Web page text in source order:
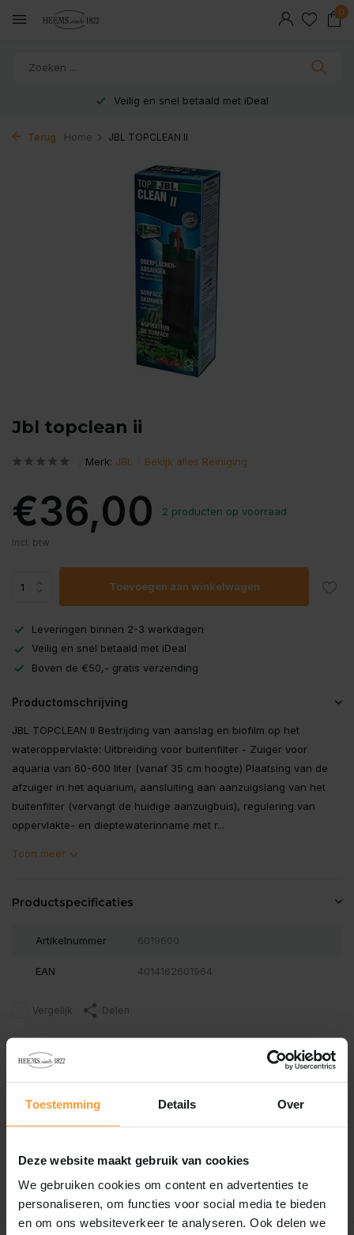
Toestemming Details Over
Deze website maakt gebruik van cookies
We gebruiken cookies om content en advertenties te
personaliseren, om functies voor social media te bieden
en om ons websiteverkeer te analyseren. Ook delen we
0
Veilig en snel betaald met iDeal
Terug Home JBL TOPCLEAN II
Jbl topclean ii
Merk: JBL Bekijk alles Reiniging
€36,00 2 producten op voorraad
Incl. btw
Toevoegen aan winkelwagen
Leveringen binnen 2-3 werkdagen
Veilig en snel betaald met iDeal
Boven de €50,- gratis verzending
Productomschrijving
JBL TOPCLEAN II Bestrijding van aanslag en biofilm op het
wateroppervlakte: Uitbreiding voor buitenfilter - Zuiger voor
aquaria van 60-600 liter (vanaf 35 cm hoogte) Plaatsing van de
afzuiger in het aquarium, aansluiting aan aanzuigslang van het
buitenfilter (vervangt de huidige aanzuigbuis), regulering van
oppervlakte- en dieptewaterinname met r...
Toon meer
Productspecificaties
Artikelnummer 6019600
EAN 4014162601964
Vergelijk Delen
0/5 Based on 0 reviews
Schrijf je eigen review